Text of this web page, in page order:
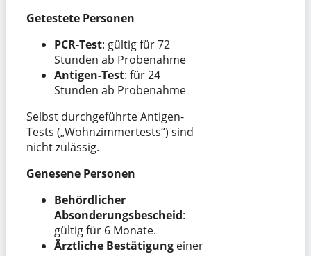
Getestete Personen
PCR-Test: gültig für 72
Stunden ab Probenahme
Antigen-Test: für 24
Stunden ab Probenahme
Selbst durchgeführte Antigen-
Tests („Wohnzimmertests“) sind
nicht zulässig.
Genesene Personen
Behördlicher
Absonderungsbescheid:
gültig für 6 Monate.
Ärztliche Bestätigung einer